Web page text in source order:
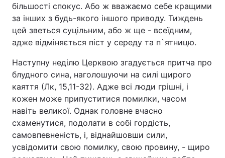
більшості спокус. Або ж вважаємо себе кращими
за інших з будь-якого іншого приводу. Тиждень
цей зветься суцільним, або ж ще - всеїдним,
адже відміняється піст у середу та п`ятницю.
Наступну неділю Церквою згадується притча про
блудного сина, наголошуючи на силі щирого
каяття (Лк, 15,11-32). Адже всі люди грішні, і
кожен може припуститися помилки, часом
навіть великої. Однак головне вчасно
схаменутися, подолати в собі гордість,
самовпевненість, і, віднайшовши сили,
усвідомити свою помилку, свою провину, - щиро